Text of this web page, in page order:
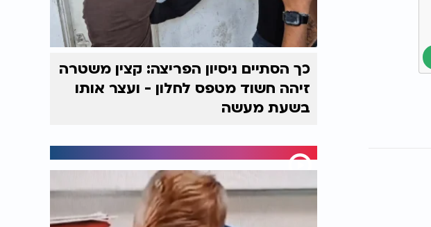
כך הסתיים ניסיון הפריצה: קצין משטרה
זיהה חשוד מטפס לחלון - ועצר אותו
בשעת מעשה